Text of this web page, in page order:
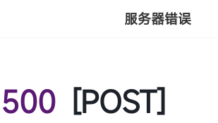
服务器错误
500 [POST]